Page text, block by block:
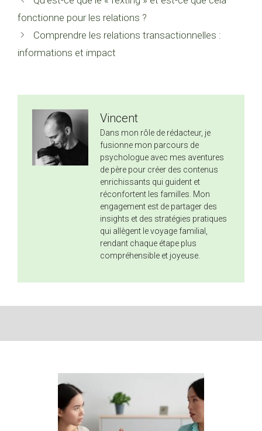
fonctionne pour les relations ?
Comprendre les relations transactionnelles :
informations et impact
Vincent
Dans mon rôle de rédacteur, je
fusionne mon parcours de
psychologue avec mes aventures
de père pour créer des contenus
enrichissants qui guident et
réconfortent les familles. Mon
engagement est de partager des
insights et des stratégies pratiques
qui allègent le voyage familial,
rendant chaque étape plus
compréhensible et joyeuse.